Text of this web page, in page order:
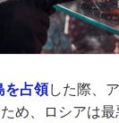
を占領した際、
め、ロシアは